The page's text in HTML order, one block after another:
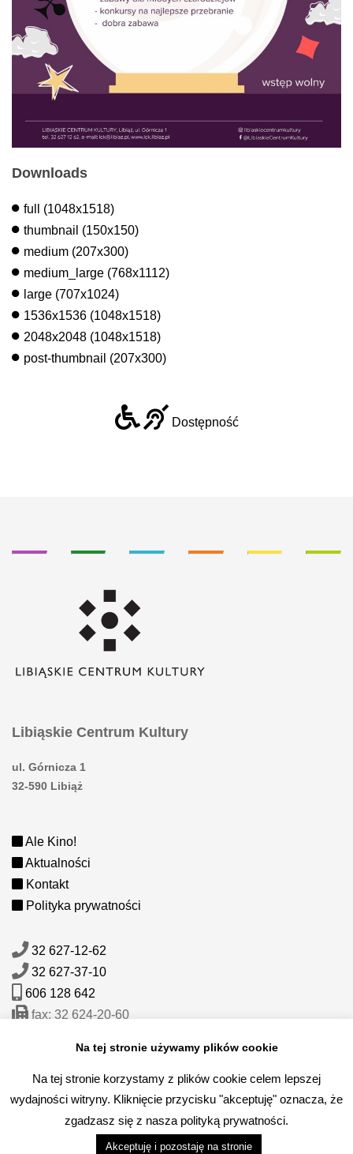
Downloads
full (1048x1518)
thumbnail (150x150)
medium (207x300)
medium_large (768x1112)
large (707x1024)
1536x1536 (1048x1518)
2048x2048 (1048x1518)
post-thumbnail (207x300)
Dostępność
Libiąskie Centrum Kultury
ul. Górnicza 1
32-590 Libiąż
Ale Kino!
Aktualności
Kontakt
Polityka prywatności
32 627-12-62
32 627-37-10
606 128 642
fax: 32 624-20-60
© 2025 by Libiąskie Centrum Kultury. Wszelkie prawa
Na tej stronie używamy plików cookie
Na tej stronie korzystamy z plików cookie celem lepszej
wydajności witryny. Kliknięcie przycisku "akceptuję" oznacza, że
zgadzasz się z nasza polityką prywatności.
Akceptuję i pozostaję na stronie